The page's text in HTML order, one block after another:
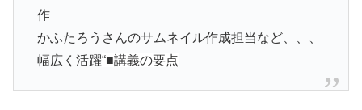
作
かふたろうさんのサムネイル作成担当など、、、
幅広く活躍“■講義の要点